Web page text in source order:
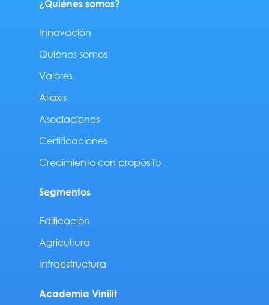
¿Quiénes somos?
Innovación
Quiénes somos
Valores
Aliaxis
Asociaciones
Certificaciones
Crecimiento con propósito
Segmentos
Edificación
Agricultura
Infraestructura
Academia Vinilit